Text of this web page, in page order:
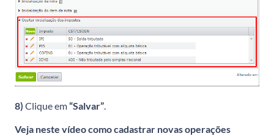
8) Clique em“Salvar”.
Veja neste vídeo como cadastrar novas operações